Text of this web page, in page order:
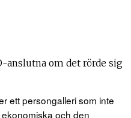
anslutna om det rörde sig
ett persongalleri som inte
och den